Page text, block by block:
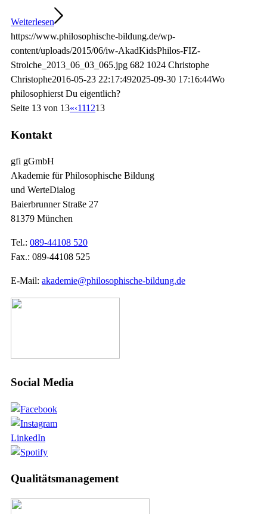
Weiterlesen
https://www.philosophische-bildung.de/wp-
content/uploads/2015/06/iw-AkadKidsPhilos-FIZ-
Strolche_2013_06_03_065.jpg 682 1024 Christophe
Christophe2016-05-23 22:17:492025-09-30 17:16:44Wo
philosophierst Du eigentlich?
Seite 13 von 13«‹111213
Kontakt
gfi gGmbH
Akademie für Philosophische Bildung
und WerteDialog
Baierbrunner Straße 27
81379 München
Tel.: 089-44108 520
Fax.: 089-44108 525
E-Mail: akademie@philosophische-bildung.de
Social Media
LinkedIn
Qualitätsmanagement